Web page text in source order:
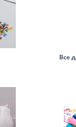
Все